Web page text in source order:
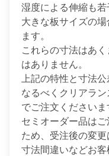
湿度による伸縮も若
大きな板サイズの
ます。
これらの寸法はあ
はありません。
上記の特性と寸法
なるべくクリアラ
でご注文くださいま
セミオーダー品は
ため、受注後の変更
寸法間違いなどお